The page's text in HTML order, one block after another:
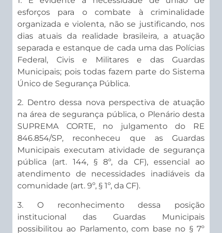
esforços para o combate à criminalidade
organizada e violenta, não se justificando, nos
dias atuais da realidade brasileira, a atuação
separada e estanque de cada uma das Polícias
Federal, Civis e Militares e das Guardas
Municipais; pois todas fazem parte do Sistema
Único de Segurança Pública.
2. Dentro dessa nova perspectiva de atuação
na área de segurança pública, o Plenário desta
SUPREMA CORTE, no julgamento do RE
846.854/SP, reconheceu que as Guardas
Municipais executam atividade de segurança
pública (art. 144, § 8º, da CF), essencial ao
atendimento de necessidades inadiáveis da
comunidade (art. 9º, § 1º, da CF).
3. O reconhecimento dessa posição
institucional das Guardas Municipais
possibilitou ao Parlamento, com base no § 7º